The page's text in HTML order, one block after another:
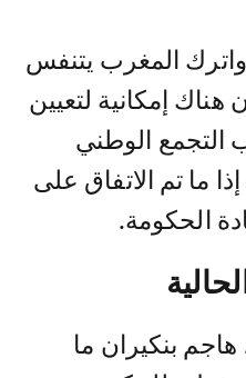
المغرب يتنفس
إمكانية لتعيين
الوطني
ما تم الاتفاق على
الحكومة.
هاجم بنكيران ما